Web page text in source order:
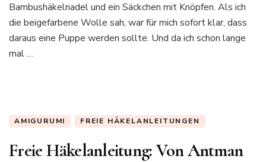
Bambushäkelnadel und ein Säckchen mit Knöpfen. Als ich
die beigefarbene Wolle sah, war für mich sofort klar, dass
daraus eine Puppe werden sollte. Und da ich schon lange
mal …
AMIGURUMI FREIE HÄKELANLEITUNGEN
Freie Häkelanleitung: Von Antman